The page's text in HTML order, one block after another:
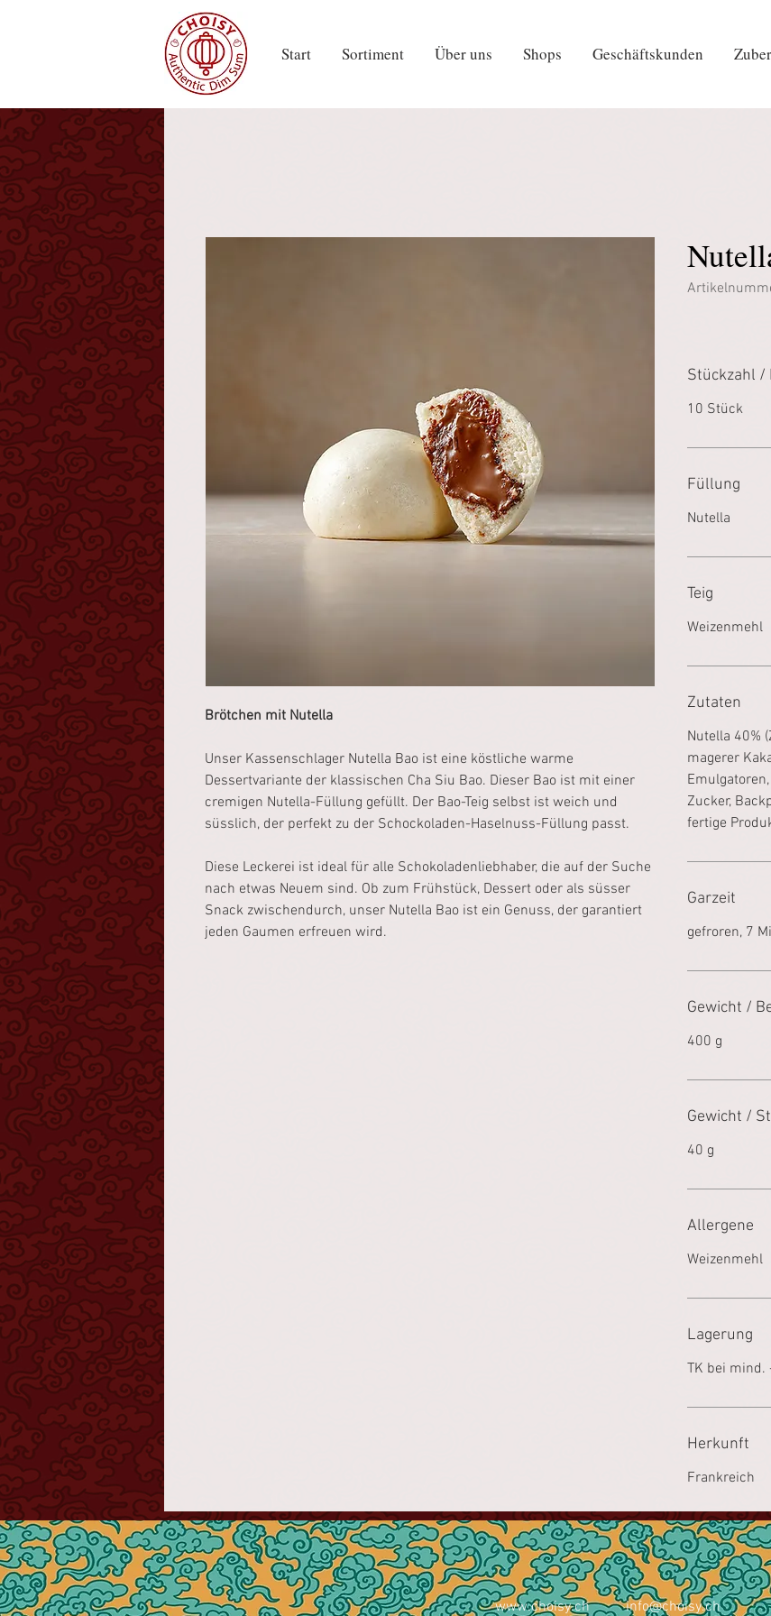
Start Sortiment Über uns Shops Geschäftskunden
Brötchen mit Nutella
Unser Kassenschlager Nutella Bao ist eine köstliche warme
Dessertvariante der klassischen Cha Siu Bao. Dieser Bao ist mit einer
cremigen Nutella-Füllung gefüllt. Der Bao-Teig selbst ist weich und
süsslich, der perfekt zu der Schockoladen-Haselnuss-Füllung passt.
Diese Leckerei ist ideal für alle Schokoladenliebhaber, die auf der Suche
nach etwas Neuem sind. Ob zum Frühstück, Dessert oder als süsser
Snack zwischendurch, unser Nutella Bao ist ein Genuss, der garantiert
jeden Gaumen erfreuen wird.
Stückzahl /
10 Stück
Füllung
Nutella
Teig
Weizenmehl
Zutaten
Nutella 40%
magerer
Zucker,
fertige
Garzeit
gefroren, 7
Gewicht /
400 g
Gewicht /
40 g
Allergene
Weizenmehl
Lagerung
TK bei mind.
Herkunft
Frankreich
www.choisy.ch info@choisy.ch